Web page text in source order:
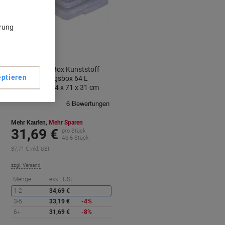
sparen
Really Useful Box Kunststoff
Aufbewahrungsbox 64 L
Transparent 44 x 71 x 31 cm
Mehr Kaufen, Mehr Sparen
31,69 €
pro Stück
Ab 6 Stück
37,71 € inkl. USt
zzgl. Versand
Menge exkl. USt
1-2
34,69 €
3-5
33,19 €
-4%
6+
31,69 € -8%